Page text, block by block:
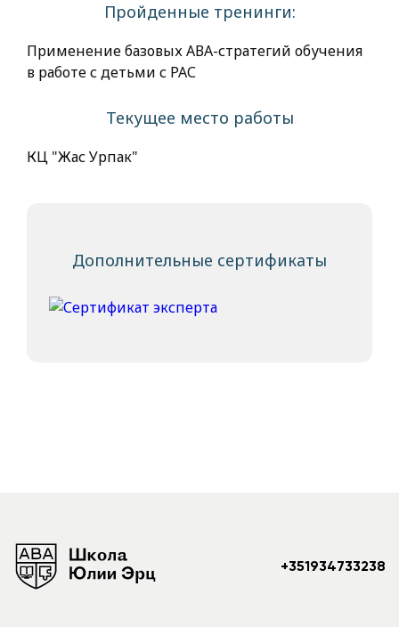
Пройденные тренинги:
Применение базовых АВА-стратегий обучения
в работе с детьми с РАС
Текущее место работы
КЦ "Жас Урпак"
Дополнительные сертификаты
+351934733238